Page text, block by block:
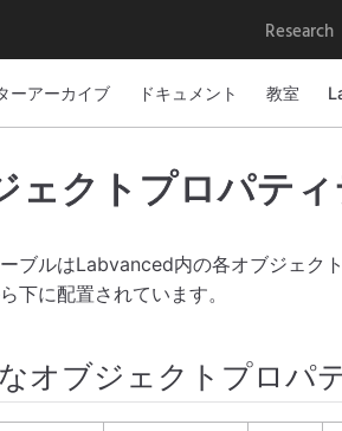
Research
ーアーカイブ ドキュメント 教室
ェクトプロパテ
ブルはLabvanced内の各オブジェク
下に配置されています。
オブジェクトプロパ